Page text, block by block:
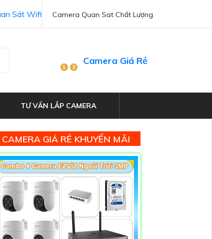
Camera Quan Sat Chất Lượng
Sát Wifi
1 3
Camera Giá Rẻ
TƯ VẤN LẮP CAMERA
CAMERA GIÁ RẺ KHUYẾN MÃI